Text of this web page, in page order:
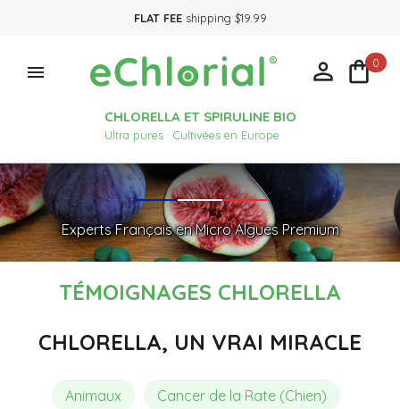
FLAT FEEshipping $19.99

CHLORELLA ET SPIRULINE BIO
Ultra pures · Cultivées en Europe
 0
Experts Français en Micro Algues Premium
TÉMOIGNAGES CHLORELLA
CHLORELLA, UN VRAI MIRACLE
Animaux Cancer de la Rate (Chien)